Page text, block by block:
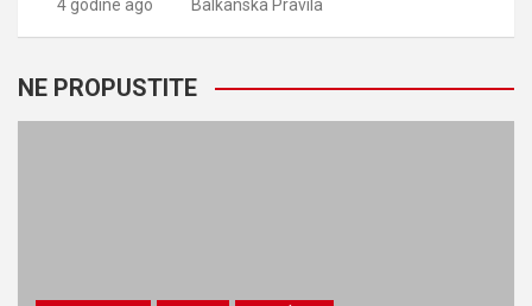
4 godine ago Balkanska Pravila
NE PROPUSTITE